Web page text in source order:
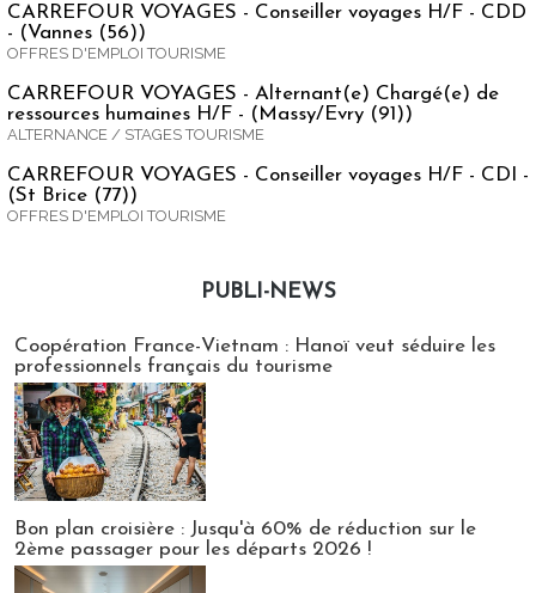
CARREFOUR VOYAGES - Conseiller voyages H/F - CDD
- (Vannes (56))
OFFRES D'EMPLOI TOURISME
CARREFOUR VOYAGES - Alternant(e) Chargé(e) de
ressources humaines H/F - (Massy/Evry (91))
ALTERNANCE / STAGES TOURISME
CARREFOUR VOYAGES - Conseiller voyages H/F - CDI -
(St Brice (77))
OFFRES D'EMPLOI TOURISME
PUBLI-NEWS
Coopération France-Vietnam : Hanoï veut séduire les
professionnels français du tourisme
Bon plan croisière : Jusqu'à 60% de réduction sur le
2ème passager pour les départs 2026 !